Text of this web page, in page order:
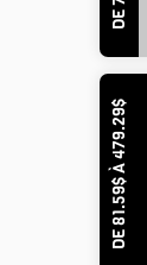
DE 81.59$ À 479.29$